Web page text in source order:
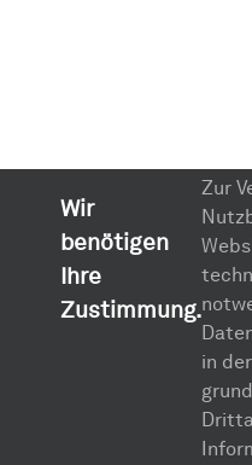
Wir
benötigen
Ihre
Zustimmung.
Zur
in